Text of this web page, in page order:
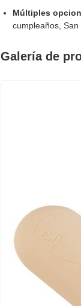
Múltiples
cumpleaños,
Galería de